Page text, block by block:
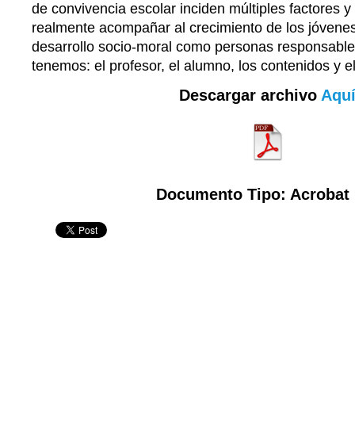
de convivencia escolar inciden múltiples factores
realmente acompañar al crecimiento de los
desarrollo socio-moral como personas
tenemos: el profesor, el alumno, los contenidos y
Descargar archivo Aquí
Documento Tipo: Acrobat